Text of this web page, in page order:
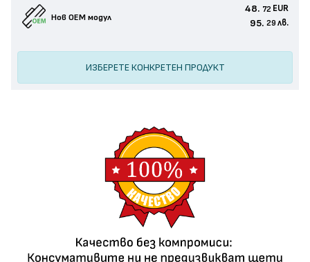
Нов ОЕМ модул
48. 72 EUR
95. 29 лв.
ИЗБЕРЕТЕ КОНКРЕТЕН ПРОДУКТ